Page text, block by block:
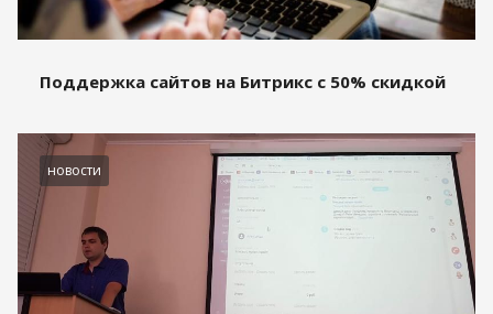
Поддержка сайтов на Битрикс с 50% скидкой
новости